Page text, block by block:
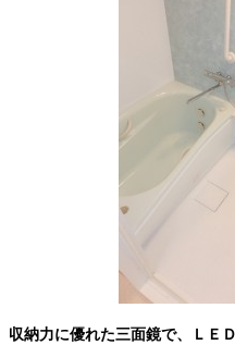
収納力に優れた三面鏡で、ＬＥ